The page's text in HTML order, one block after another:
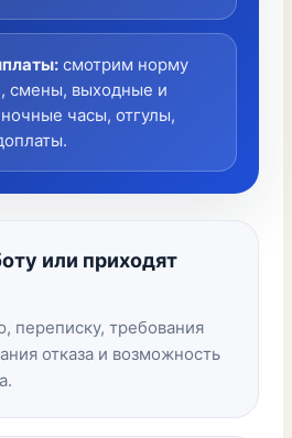
: смотрим норму
смены, выходные и
часы, отгулы,
или приходят
переписку, требования
отказа и возможность